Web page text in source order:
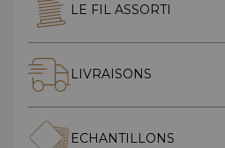
LE FIL ASSORTI
LIVRAISONS
ECHANTILLONS